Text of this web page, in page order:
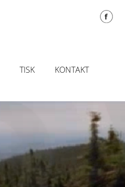
TISK KONTAKT